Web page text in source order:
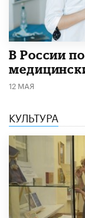
В России
12 МАЯ
КУЛЬТУРА